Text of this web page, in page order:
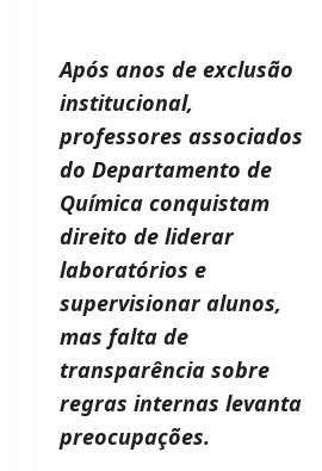
Após anos de exclusão
institucional,
professores associados
do Departamento de
Química conquistam
direito de liderar
laboratórios e
supervisionar alunos,
mas falta de
transparência sobre
regras internas levanta
preocupações.